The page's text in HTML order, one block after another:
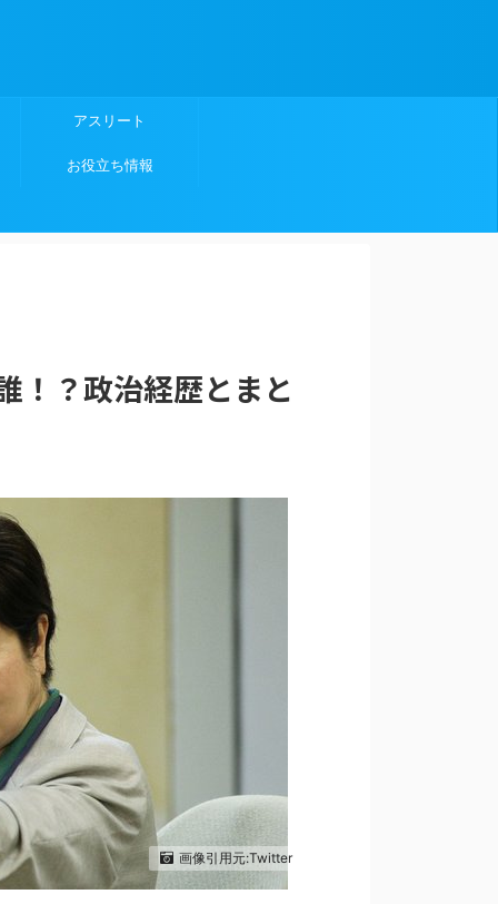
アスリート
お役立ち情報
！？政治経歴とまと
画像引用元:Twitter